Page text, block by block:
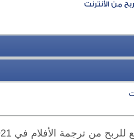
من الأنترنت
من ترجمة الأفلام في 2021